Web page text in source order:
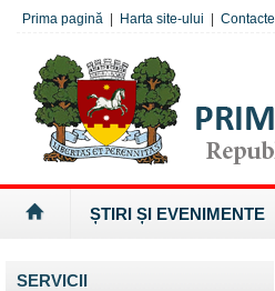
Prima pagină Harta site-ului Contacte
ȘTIRI ȘI EVENIMENTE
SERVICII